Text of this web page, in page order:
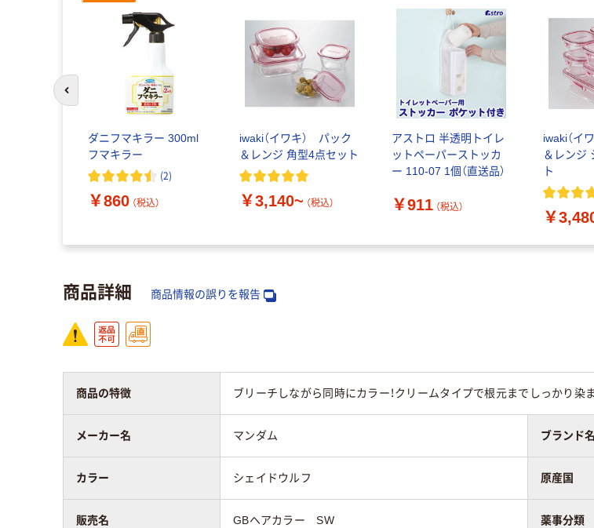
ダニフマキラー 300ml
フマキラー
(2)
￥860 （税込）
iwaki（イワキ） パック
＆レンジ 角型4点セット
￥3,140~ （税込）
アストロ 半透明トイレ
ットペーパーストッカ
ー 110-07 1個（直送品）
￥911 （税込）
iwaki（イ
＆レンジ
ト
￥
商品詳細 商品情報の誤りを報告
商品の特徴 ブリーチしながら同時にカラー！クリームタイプで根元までしっか
メーカー名 マンダム ブランド名
カラー シェイドウルフ 原産国
販売名 GBヘアカラー SW 薬事分類